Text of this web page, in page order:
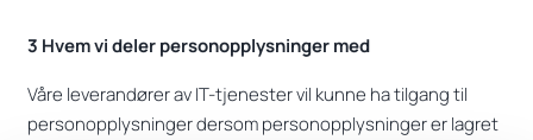
3 Hvem vi deler personopplysninger med
Våre leverandører av IT-tjenester vil kunne ha tilgang til
personopplysninger dersom personopplysninger er lagret